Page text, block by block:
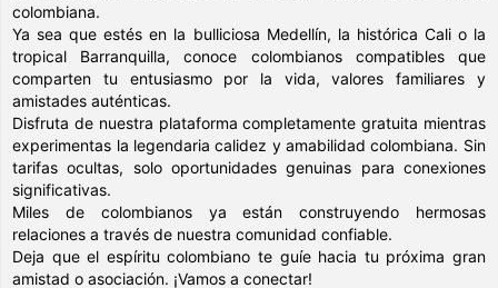
colombiana.
Ya sea que estés en la bulliciosa Medellín, la histórica Cali o la
tropical Barranquilla, conoce colombianos compatibles que
comparten tu entusiasmo por la vida, valores familiares y
amistades auténticas.
Disfruta de nuestra plataforma completamente gratuita mientras
experimentas la legendaria calidez y amabilidad colombiana. Sin
tarifas ocultas, solo oportunidades genuinas para conexiones
significativas.
Miles de colombianos ya están construyendo hermosas
relaciones a través de nuestra comunidad confiable.
Deja que el espíritu colombiano te guíe hacia tu próxima gran
amistad o asociación. ¡Vamos a conectar!